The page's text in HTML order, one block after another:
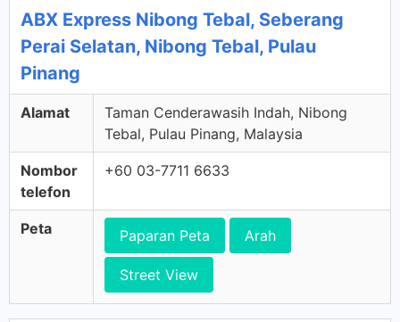
ABX Express Nibong Tebal, Seberang
Perai Selatan, Nibong Tebal, Pulau
Pinang
Alamat
Taman Cenderawasih Indah, Nibong
Tebal, Pulau Pinang, Malaysia
Nombor
telefon
+60 03-7711 6633
Peta Paparan Peta Arah
Street View